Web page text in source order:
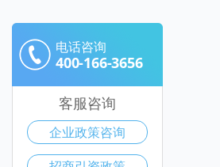
电话咨询
400-166-3656
客服咨询
企业政策咨询